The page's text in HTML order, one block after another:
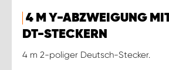
4 M Y-ABZWEIGUNG
DT-STECKERN
4 m 2-poliger Deutsch-Stecker.